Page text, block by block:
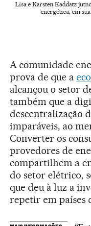
Lisa e Karsten Kaddatz
energética, em
A comunidade
prova de que a
alcançou o setor
também que a
descentralização
imparáveis, ao
Converter os
provedores de
compartilhem a
do setor elétrico,
que deu à luz a
repetir em países